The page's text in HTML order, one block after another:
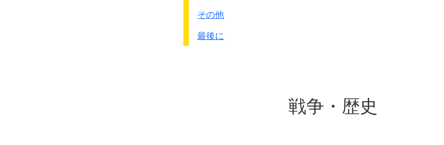
または抗日匪賊程度に見て
たいした事はなかろうと軽視していた。
歴史上稀に見る残酷な作戦が始まったのです。
その他
最後に
戦争・歴史